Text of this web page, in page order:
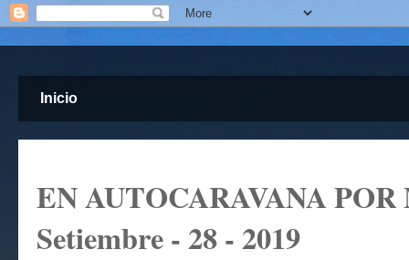
Inicio
EN AUTOCARAVANA
Setiembre - 28 - 2019